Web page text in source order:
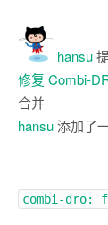
hansu
修复 Combi-
合并
hansu添加了
combi-